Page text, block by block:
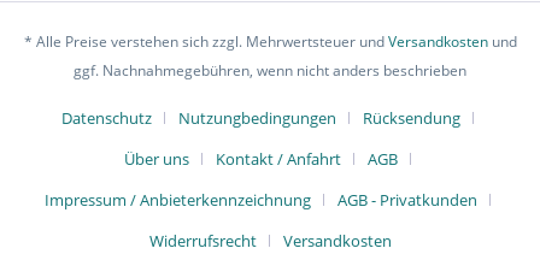
* Alle Preise verstehen sich zzgl. Mehrwertsteuer undVersandkostenund
ggf. Nachnahmegebühren, wenn nicht anders beschrieben
Datenschutz Nutzungbedingungen
Rücksendung
Über uns
Kontakt / Anfahrt
AGB
Impressum / Anbieterkennzeichnung
AGB - Privatkunden
Widerrufsrecht
Versandkosten